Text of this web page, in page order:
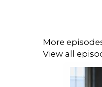
More
View all